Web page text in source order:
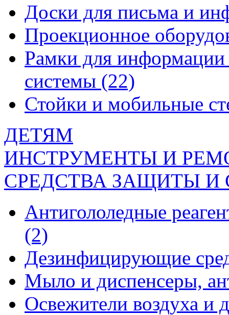
Доски для письма и
Проекционное
Рамки для
системы (22)
Стойки и мобильные
ДЕТЯМ
ИНСТРУМЕНТЫ И
СРЕДСТВА ЗАЩИТЫ
Антигололедные
(2)
Дезинфицирующие
Мыло и диспенсеры,
Освежители воздуха и